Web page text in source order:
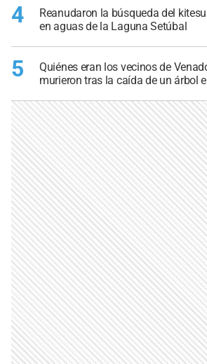
4
Reanudaron la búsqueda del
en aguas de la Laguna Setúbal
5
Quiénes eran los vecinos de
murieron tras la caída de un árbol